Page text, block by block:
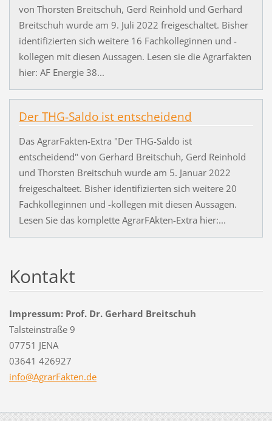
von Thorsten Breitschuh, Gerd Reinhold und Gerhard
Breitschuh wurde am 9. Juli 2022 freigeschaltet. Bisher
identifizierten sich weitere 16 Fachkolleginnen und -
kollegen mit diesen Aussagen. Lesen sie die Agrarfakten
hier: AF Energie 38...
Der THG-Saldo ist entscheidend
Das AgrarFakten-Extra "Der THG-Saldo ist
entscheidend" von Gerhard Breitschuh, Gerd Reinhold
und Thorsten Breitschuh wurde am 5. Januar 2022
freigeschalteet. Bisher identifizierten sich weitere 20
Fachkolleginnen und -kollegen mit diesen Aussagen.
Lesen Sie das komplette AgrarFAkten-Extra hier:...
Kontakt
Impressum: Prof. Dr. Gerhard Breitschuh
Talsteinstraße 9
07751 JENA
03641 426927
info@AgrarFakten.de